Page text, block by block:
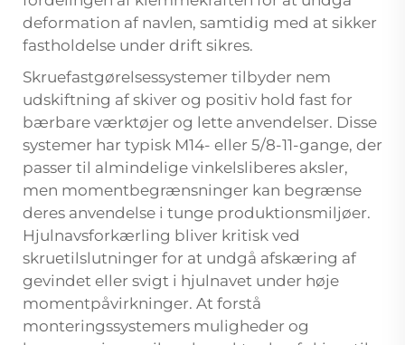
deformation af navlen, samtidig med at sikker
fastholdelse under drift sikres.
Skruefastgørelsessystemer tilbyder nem
udskiftning af skiver og positiv hold fast for
bærbare værktøjer og lette anvendelser. Disse
systemer har typisk M14- eller 5/8-11-gange, der
passer til almindelige vinkelsliberes aksler,
men momentbegrænsninger kan begrænse
deres anvendelse i tunge produktionsmiljøer.
Hjulnavsforkærling bliver kritisk ved
skruetilslutninger for at undgå afskæring af
gevindet eller svigt i hjulnavet under høje
momentpåvirkninger. At forstå
monteringssystemers muligheder og